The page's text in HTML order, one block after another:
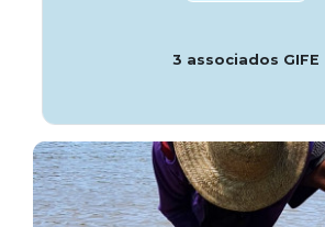
3 associados GIFE